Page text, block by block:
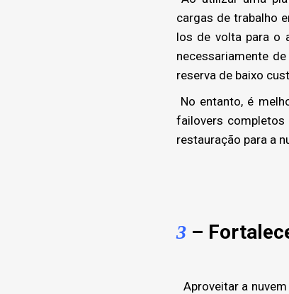
cargas de trabalho
los de volta para o
necessariamente
reserva de baixo
No entanto, é
failovers completos
restauração para a
3 –
Aproveitar a